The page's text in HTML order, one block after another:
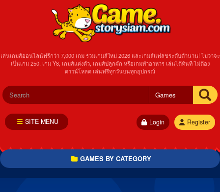
เล่นเกมส์ออนไลน์ฟรีกว่า 7,000 เกม รวมเกมส์ใหม่ 2026 และเกมส์แฟลชระดับตำนาน! ไม่ว่าจะ
เป็นเกม 250, เกม Y8, เกมส์แต่งตัว, เกมส์ปลูกผัก หรือเกมทำอาหาร เล่นได้ทันที ไม่ต้อง
ดาวน์โหลด เล่นฟรีทุกวันบนทุกอุปกรณ์
Register
Login
SITE MENU
GAMES BY CATEGORY